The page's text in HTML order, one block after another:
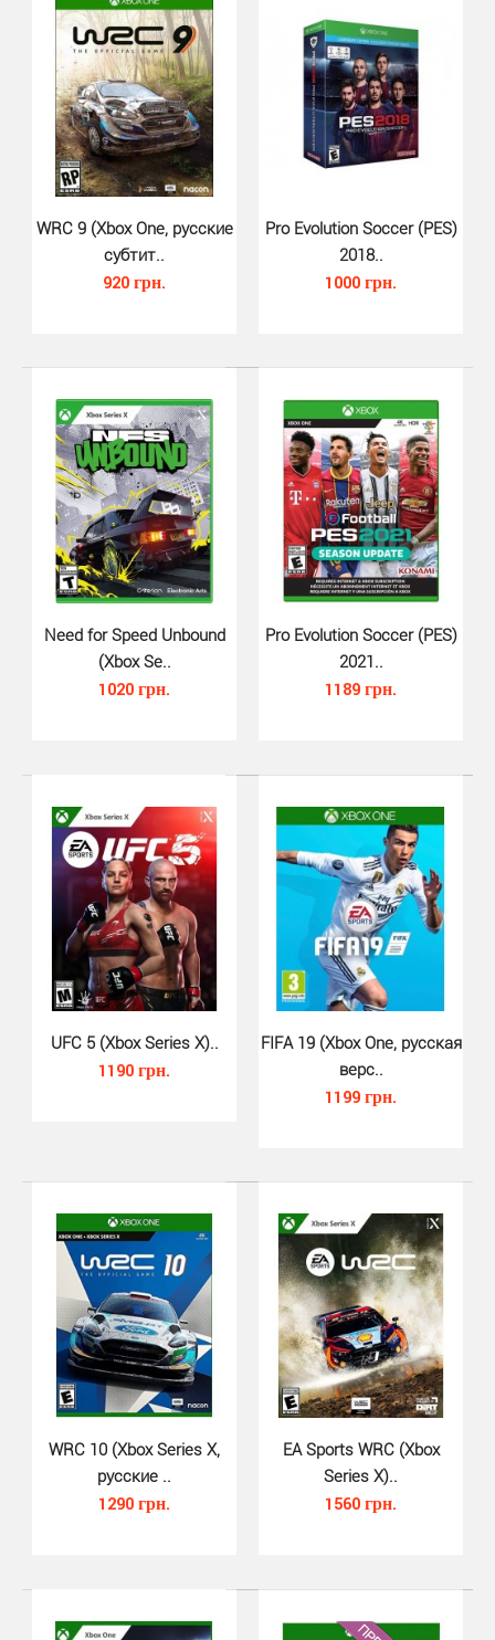
вселенная находится в ваших руках. Играйте сейчас..
FIFA 20 (Xbox One, русская верс..
480 грн.
FIFA 20 Xbox One - очередная серия легендарного
футбольного симулятора от Electronic Arts. Игра ..
FIFA 23 (Xbox Series X, русская..
FIFA 23 для Xbox Series X - долгожданная новая часть
легендарного футбольного симулятора от ком..
WRC 9 (Xbox One, русские
субтит..
920 грн.
Pro Evolution Soccer (PES)
2018..
1000 грн.
Need for Speed Unbound
(Xbox Se..
1020 грн.
Pro Evolution Soccer (PES)
2021..
1189 грн.
UFC 5 (Xbox Series X)..
1190 грн.
FIFA 19 (Xbox One, русская
верс..
1199 грн.
WRC 10 (Xbox Series X,
русские ..
1290 грн.
EA Sports WRC (Xbox
Series X)..
1560 грн.